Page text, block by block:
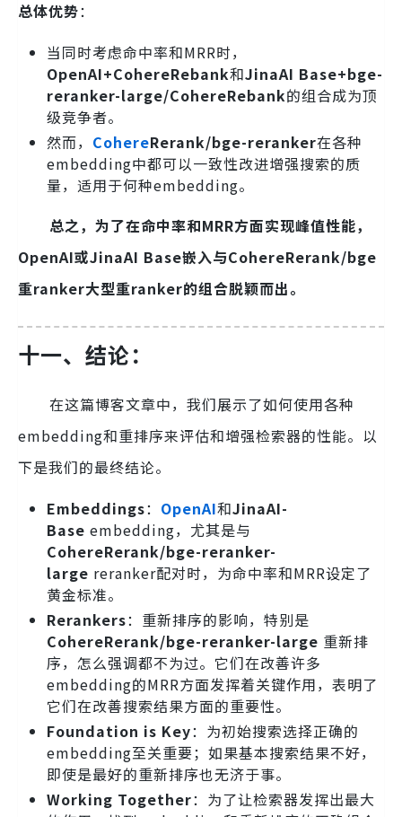
总体优势：
当同时考虑命中率和MRR时，
OpenAI+CohereRebank和JinaAI Base+bge-
reranker-large/CohereRebank的组合成为顶
级竞争者。
然而， CohereRerank/bge-reranker在各种
embedding中都可以一致性改进增强搜索的质
量，适用于何种embedding。
总之，为了在命中率和MRR方面实现峰值性能，
OpenAI或JinaAI Base嵌入与CohereRerank/bge
重ranker大型重ranker的组合脱颖而出。
十一、结论：
在这篇博客文章中，我们展示了如何使用各种
embedding和重排序来评估和增强检索器的性能。以
下是我们的最终结论。
Embeddings： OpenAI和JinaAI-
Base embedding，尤其是与
CohereRerank/bge-reranker-
large reranker配对时，为命中率和MRR设定了
黄金标准。
Rerankers：重新排序的影响，特别是
CohereRerank/bge-reranker-large 重新排
序，怎么强调都不为过。它们在改善许多
embedding的MRR方面发挥着关键作用，表明了
它们在改善搜索结果方面的重要性。
Foundation is Key：为初始搜索选择正确的
embedding至关重要；如果基本搜索结果不好，
即使是最好的重新排序也无济于事。
Working Together：为了让检索器发挥出最大